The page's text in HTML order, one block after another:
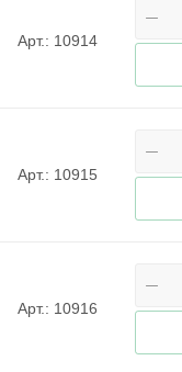
Арт.: 10914
Арт.: 10915
Арт.: 10916